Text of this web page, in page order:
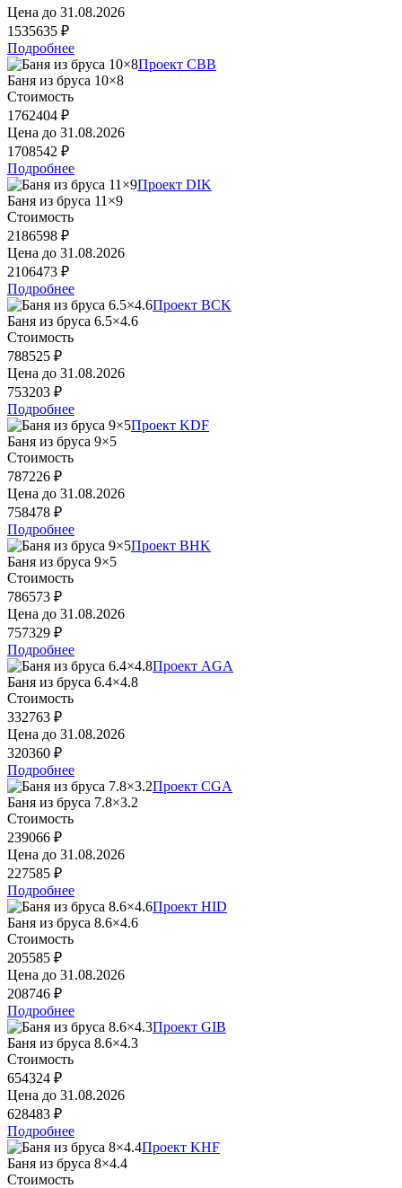
Цена до 31.08.2026
1535635 ₽
Подробнее
Проект CBB
Баня из бруса 10×8
Стоимость
1762404 ₽
Цена до 31.08.2026
1708542 ₽
Подробнее
Проект DIK
Баня из бруса 11×9
Стоимость
2186598 ₽
Цена до 31.08.2026
2106473 ₽
Подробнее
Проект BCK
Баня из бруса 6.5×4.6
Стоимость
788525 ₽
Цена до 31.08.2026
753203 ₽
Подробнее
Проект KDF
Баня из бруса 9×5
Стоимость
787226 ₽
Цена до 31.08.2026
758478 ₽
Подробнее
Проект BHK
Баня из бруса 9×5
Стоимость
786573 ₽
Цена до 31.08.2026
757329 ₽
Подробнее
Проект AGA
Баня из бруса 6.4×4.8
Стоимость
332763 ₽
Цена до 31.08.2026
320360 ₽
Подробнее
Проект CGA
Баня из бруса 7.8×3.2
Стоимость
239066 ₽
Цена до 31.08.2026
227585 ₽
Подробнее
Проект HID
Баня из бруса 8.6×4.6
Стоимость
205585 ₽
Цена до 31.08.2026
208746 ₽
Подробнее
Проект GIB
Баня из бруса 8.6×4.3
Стоимость
654324 ₽
Цена до 31.08.2026
628483 ₽
Подробнее
Проект KHF
Баня из бруса 8×4.4
Стоимость